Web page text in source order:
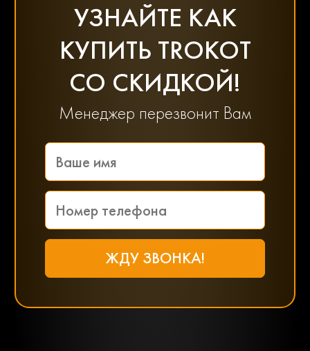
УЗНАЙТЕ КАК
КУПИТЬ TROKOT
СО СКИДКОЙ!
Менеджер перезвонит Вам